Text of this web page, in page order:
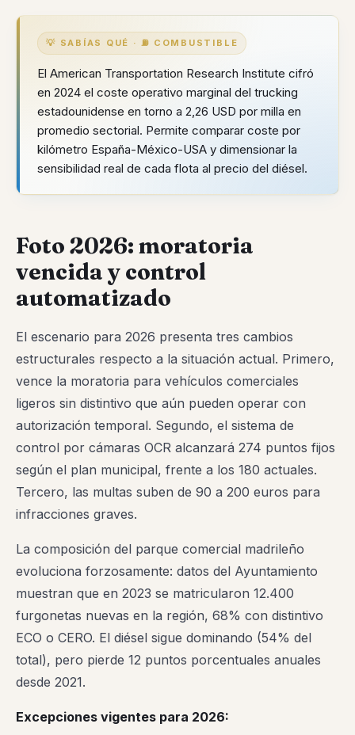
💡 SABÍAS QUÉ · ⛽ COMBUSTIBLE
El American Transportation Research Institute cifró
en 2024 el coste operativo marginal del trucking
estadounidense en torno a 2,26 USD por milla en
promedio sectorial. Permite comparar coste por
kilómetro España-México-USA y dimensionar la
sensibilidad real de cada flota al precio del diésel.
Foto 2026: moratoria
vencida y control
automatizado
El escenario para 2026 presenta tres cambios
estructurales respecto a la situación actual. Primero,
vence la moratoria para vehículos comerciales
ligeros sin distintivo que aún pueden operar con
autorización temporal. Segundo, el sistema de
control por cámaras OCR alcanzará 274 puntos fijos
según el plan municipal, frente a los 180 actuales.
Tercero, las multas suben de 90 a 200 euros para
infracciones graves.
La composición del parque comercial madrileño
evoluciona forzosamente: datos del Ayuntamiento
muestran que en 2023 se matricularon 12.400
furgonetas nuevas en la región, 68% con distintivo
ECO o CERO. El diésel sigue dominando (54% del
total), pero pierde 12 puntos porcentuales anuales
desde 2021.
Excepciones vigentes para 2026: